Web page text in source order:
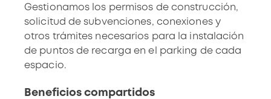
Gestionamos los permisos de construcción,
solicitud de subvenciones, conexiones y
otros trámites necesarios para la instalación
de puntos de recarga en el parking de cada
espacio.
Beneficios compartidos